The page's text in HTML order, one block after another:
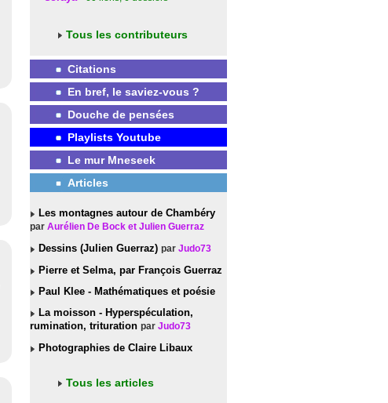
Tous les contributeurs
Citations
En bref, le saviez-vous ?
Douche de pensées
Playlists Youtube
Le mur Mneseek
Articles
Les montagnes autour de Chambéry
par Aurélien De Bock et Julien Guerraz
Dessins (Julien Guerraz) par Judo73
Pierre et Selma, par François Guerraz
Paul Klee - Mathématiques et poésie
La moisson - Hyperspéculation,
rumination, trituration par Judo73
Photographies de Claire Libaux
Tous les articles